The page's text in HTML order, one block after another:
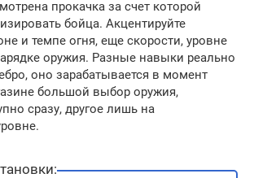
прокачка за счет которой
бойца. Акцентируйте
и темпе огня, еще скорости, уровне
оружия. Разные навыки реально
оно зарабатывается в момент
большой выбор оружия,
сразу, другое лишь на